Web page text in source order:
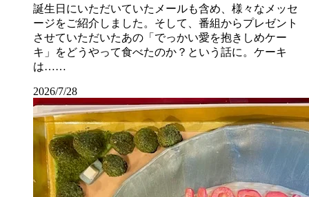
誕生日にいただいていたメールも含め、様々なメッセ
ージをご紹介しました。そして、番組からプレゼント
させていただいたあの「でっかい愛を抱きしめケー
キ」をどうやって食べたのか？という話に。ケーキ
は……
2026/7/28